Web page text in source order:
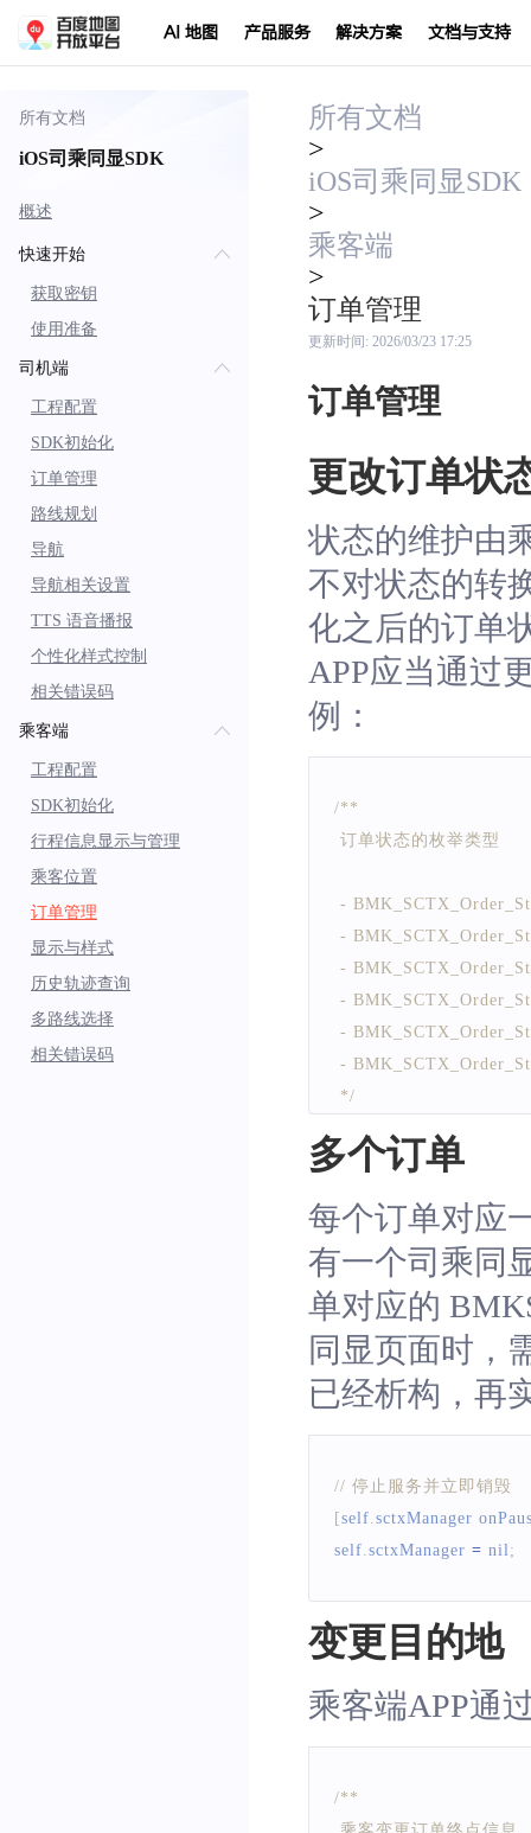
AI 地图 产品服务 解决方案 文档与支持
所有文档
iOS司乘同显SDK
概述
快速开始
获取密钥
使用准备
司机端
工程配置
SDK初始化
订单管理
路线规划
导航
导航相关设置
TTS 语音播报
个性化样式控制
相关错误码
乘客端
工程配置
SDK初始化
行程信息显示与管理
乘客位置
订单管理
显示与样式
历史轨迹查询
多路线选择
相关错误码
所有文档
>
iOS司乘同显SDK
>
乘客端
>
订单管理
更新时间: 2026/03/23 17:25
订单管理
更改订单状
状态的维护由
不对状态的转
化之后的订单
APP应当通过
例：
/**
订单状态的枚举类型
-
-
-
-
-
-
*/
;
self.sctxManager status =
多个订单
每个订单对应
有一个司乘同
单对应的
同显页面时，
已经析构，再
// 停止服务并立即销毁
[self sctxManager
self sctxManager = nil ;
变更目的地
乘客端APP通
/**
乘客变更订单终点信息